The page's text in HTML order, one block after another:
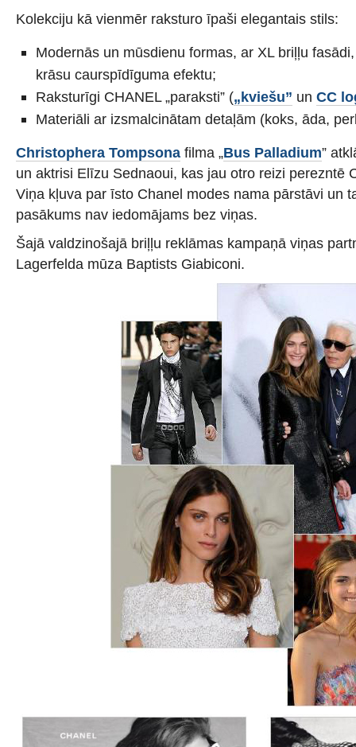
Kolekciju kā vienmēr raksturo īpaši elegantais stils:
Modernās un mūsdienu formas, ar XL briļļu
krāsu caurspīdīguma efektu;
Raksturīgi CHANEL „paraksti” („kviešu” un CC
Materiāli ar izsmalcinātam detaļām (koks, āda,
Christophera Tompsona filma „Bus Palladium”
un aktrisi Elīzu Sednaoui, kas jau otro reizi perezntē
Viņa kļuva par īsto Chanel modes nama pārstāvi un
pasākums nav iedomājams bez viņas.
Šajā valdzinošajā briļļu reklāmas kampaņā viņas
Lagerfelda mūza Baptists Giabiconi.